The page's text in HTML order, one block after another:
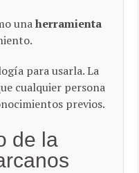
unaherramienta
para usarla. La
cualquier persona
previos.
de la